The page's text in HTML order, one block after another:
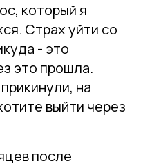
который я
Страх уйти со
- это
это прошла.
на
выйти через
после